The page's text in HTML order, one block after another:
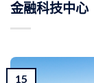
金融科技中心
15